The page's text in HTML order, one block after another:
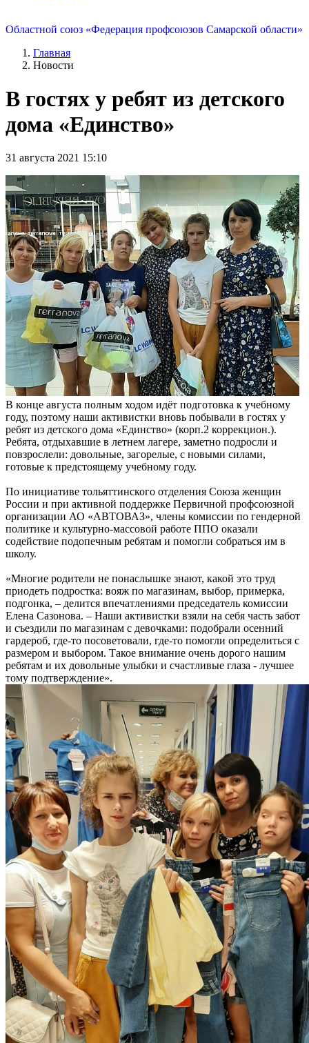
Областной союз «Федерация профсоюзов Самарской области»
Главная
Новости
В гостях у ребят из детского
дома «Единство»
31 августа 2021 15:10
В конце августа полным ходом идёт подготовка к учебному
году, поэтому наши активистки вновь побывали в гостях у
ребят из детского дома «Единство» (корп.2 коррекцион.).
Ребята, отдыхавшие в летнем лагере, заметно подросли и
повзрослели: довольные, загорелые, с новыми силами,
готовые к предстоящему учебному году.
По инициативе тольяттинского отделения Союза женщин
России и при активной поддержке Первичной профсоюзной
организации АО «АВТОВАЗ», члены комиссии по гендерной
политике и культурно-массовой работе ППО оказали
содействие подопечным ребятам и помогли собраться им в
школу.
«Многие родители не понаслышке знают, какой это труд
приодеть подростка: вояж по магазинам, выбор, примерка,
подгонка, – делится впечатлениями председатель комиссии
Елена Сазонова. – Наши активистки взяли на себя часть забот
и съездили по магазинам с девочками: подобрали осенний
гардероб, где-то посоветовали, где-то помогли определиться с
размером и выбором. Такое внимание очень дорого нашим
ребятам и их довольные улыбки и счастливые глаза - лучшее
тому подтверждение».